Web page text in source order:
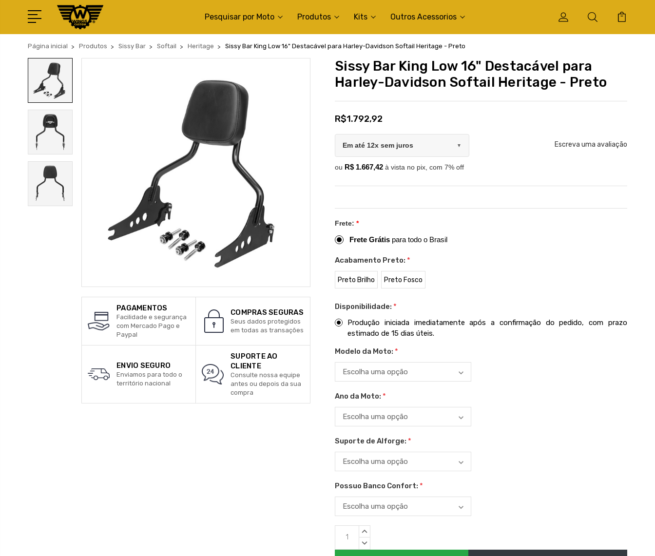
Pesquisar por Moto Produtos Kits Outros Acessorios
Página inicial Produtos Sissy Bar Softail Heritage Sissy Bar King Low 16" Destacável para Harley-Davidson Softail Heritage - Preto
PAGAMENTOS
Facilidade e segurança
com Mercado Pago e
Paypal
COMPRAS SEGURAS
Seus dados protegidos
em todas as transações
ENVIO SEGURO
Enviamos para todo o
território nacional
SUPORTE AO
CLIENTE
Consulte nossa equipe
antes ou depois da sua
compra
Sissy Bar King Low 16" Destacável para
Harley-Davidson Softail Heritage - Preto
R$1.792,92
Em até 12x sem juros ▼
ou R$ 1.667,42 à vista no pix, com 7% off
Escreva uma avaliação
Frete: *
Frete Grátis para todo o Brasil
Acabamento Preto: *
Preto Brilho Preto Fosco
Disponibilidade: *
Produção iniciada imediatamente após a confirmação do pedido, com prazo
estimado de 15 dias úteis.
Modelo da Moto: *
Ano da Moto: *
Suporte de Alforge: *
Possuo Banco Confort: *
Estoque
atual:
QUANTIDADE
QUANTIDADE